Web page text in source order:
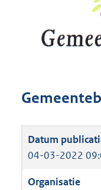
04-03-2022